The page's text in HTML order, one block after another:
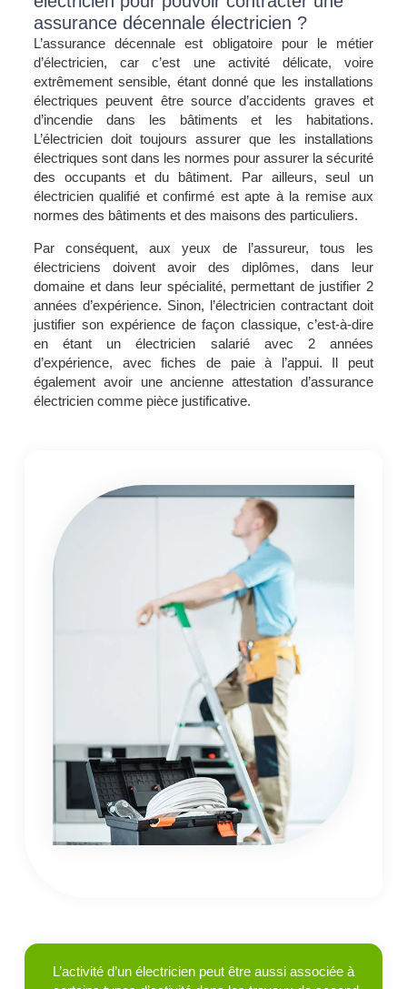
assurance décennale électricien ?
L’assurance décennale est obligatoire pour le métier
d’électricien, car c’est une activité délicate, voire
extrêmement sensible, étant donné que les installations
électriques peuvent être source d’accidents graves et
d’incendie dans les bâtiments et les habitations.
L’électricien doit toujours assurer que les installations
électriques sont dans les normes pour assurer la sécurité
des occupants et du bâtiment. Par ailleurs, seul un
électricien qualifié et confirmé est apte à la remise aux
normes des bâtiments et des maisons des particuliers.
Par conséquent, aux yeux de l’assureur, tous les
électriciens doivent avoir des diplômes, dans leur
domaine et dans leur spécialité, permettant de justifier 2
années d’expérience. Sinon, l’électricien contractant doit
justifier son expérience de façon classique, c’est-à-dire
en étant un électricien salarié avec 2 années
d’expérience, avec fiches de paie à l’appui. Il peut
également avoir une ancienne attestation d’assurance
électricien comme pièce justificative.
L’activité d’un électricien peut être aussi associée à